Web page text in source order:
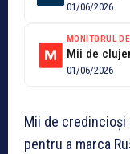
01/06/2026
MONITORUL
01/06/2026
Mii de
pentru a marca